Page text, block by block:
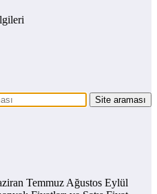
Temmuz Ağustos Eylül